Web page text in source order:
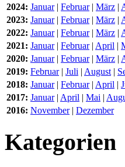
2024: Januar| Februar| März |
2023: Januar| Februar| März |
2022: Januar| Februar| März |
2021: Januar| Februar| April |
2020: Januar| Februar| März |
2019: Februar| Juli | August |
2018: Januar| Februar| April |
2017: Januar| April | Mai |
2016: November| Dezember
Kategorien